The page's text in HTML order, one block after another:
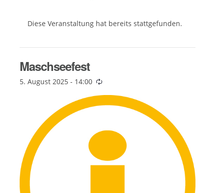
Diese Veranstaltung hat bereits stattgefunden.
Maschseefest
5. August 2025 - 14:00